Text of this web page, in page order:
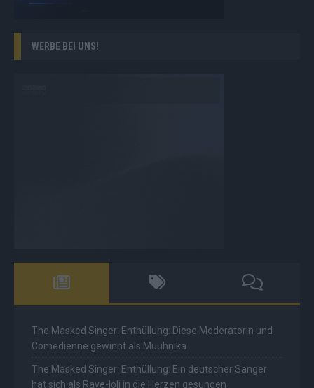
WERBE BEI UNS!
The Masked Singer: Enthüllung: Diese Moderatorin und
Comedienne gewinnt als Muuhnika
The Masked Singer: Enthüllung: Ein deutscher Sänger
hat sich als Rave-Ioli in die Herzen gesungen